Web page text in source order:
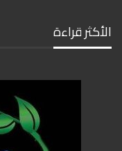
الأكثر قراءة